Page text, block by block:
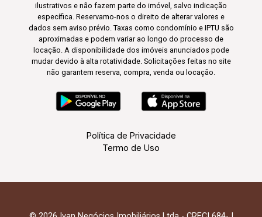
ilustrativos e não fazem parte do imóvel, salvo indicação
específica. Reservamo-nos o direito de alterar valores e
dados sem aviso prévio. Taxas como condomínio e IPTU são
aproximadas e podem variar ao longo do processo de
locação. A disponibilidade dos imóveis anunciados pode
mudar devido à alta rotatividade. Solicitações feitas no site
não garantem reserva, compra, venda ou locação.
Política de Privacidade
Termo de Uso